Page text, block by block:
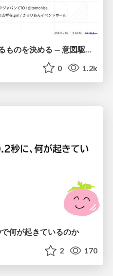
0 1.2k
何が起きているのか
2 170